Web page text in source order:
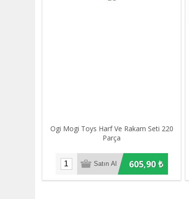
Ogi Mogi Toys Harf Ve Rakam Seti 220
Parça
605,90 ₺